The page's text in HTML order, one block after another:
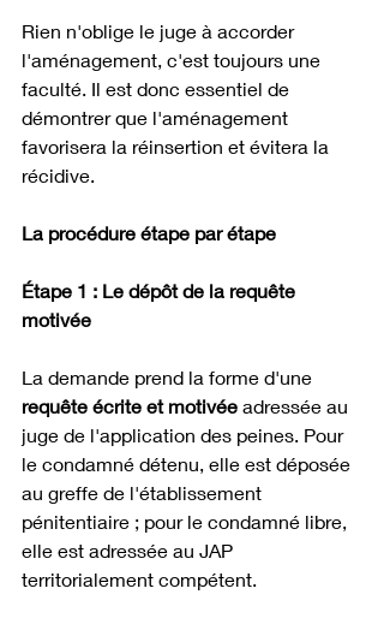
Rien n'oblige le juge à accorder
l'aménagement, c'est toujours une
faculté. Il est donc essentiel de
démontrer que l'aménagement
favorisera la réinsertion et évitera la
récidive.
La procédure étape par étape
Étape 1 : Le dépôt de la requête
motivée
La demande prend la forme d'une
requête écrite et motivée adressée au
juge de l'application des peines. Pour
le condamné détenu, elle est déposée
au greffe de l'établissement
pénitentiaire ; pour le condamné libre,
elle est adressée au JAP
territorialement compétent.